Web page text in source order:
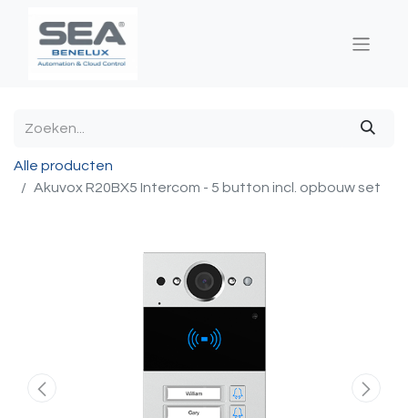
Alle producten
Akuvox R20BX5 Intercom - 5 button incl. opbouw set